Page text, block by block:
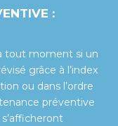
:
tout moment si un
grâce à l’index
ou dans l’ordre
préventive